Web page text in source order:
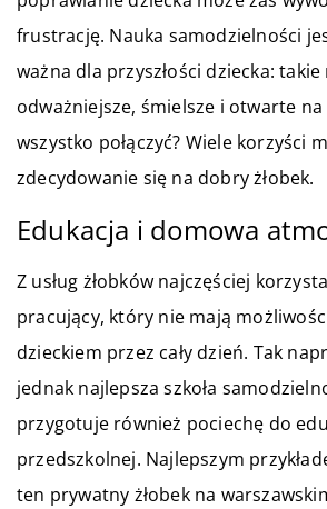
frustrację. Nauka samodzielności
ważna dla przyszłości dziecka:
odważniejsze, śmielsze i otwarte na
wszystko połączyć? Wiele korzyści
zdecydowanie się na dobry żłobek.
Edukacja i domowa
Z usług żłobków najczęściej
pracujący, który nie mają
dzieckiem przez cały dzień. Tak
jednak najlepsza szkoła
przygotuje również pociechę do
przedszkolnej. Najlepszym
ten prywatny żłobek na